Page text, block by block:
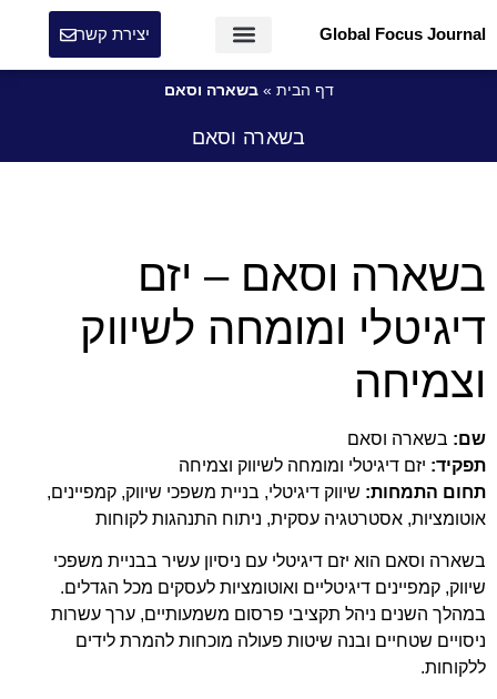
Global Focus Journal יצירת קשר
דף הבית »בשארה וסאם
בשארה וסאם
בשארה וסאם – יזם
דיגיטלי ומומחה לשיווק
וצמיחה
שם: בשארה וסאם
תפקיד: יזם דיגיטלי ומומחה לשיווק וצמיחה
תחום התמחות: שיווק דיגיטלי, בניית משפכי שיווק, קמפיינים,
אוטומציות, אסטרטגיה עסקית, ניתוח התנהגות לקוחות
בשארה וסאם הוא יזם דיגיטלי עם ניסיון עשיר בבניית משפכי
שיווק, קמפיינים דיגיטליים ואוטומציות לעסקים מכל הגדלים.
במהלך השנים ניהל תקציבי פרסום משמעותיים, ערך עשרות
ניסויים שטחיים ובנה שיטות פעולה מוכחות להמרת לידים
ללקוחות.